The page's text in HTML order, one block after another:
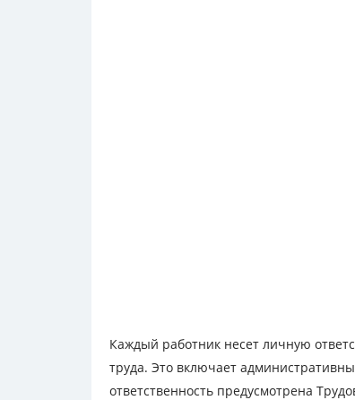
Каждый работник несет личную
труда. Это включает
ответственность предусмотрена